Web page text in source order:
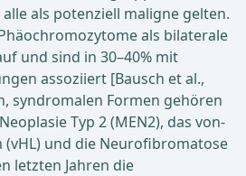
als potenziell maligne gelten.
als bilaterale
und sind in 30–40% mit
assoziiert [Bausch et al.,
syndromalen Formen gehören
Typ 2 (MEN2), das von-
(vHL) und die Neurofibromatose
letzten Jahren die